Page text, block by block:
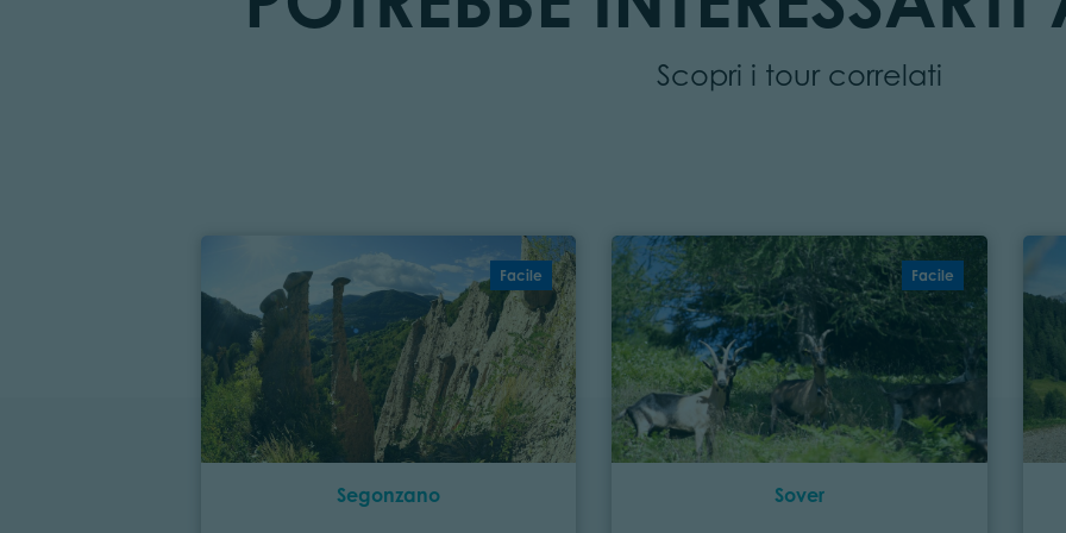
Scopri i tour correlati
Facile
Segonzano
Facile
Sover